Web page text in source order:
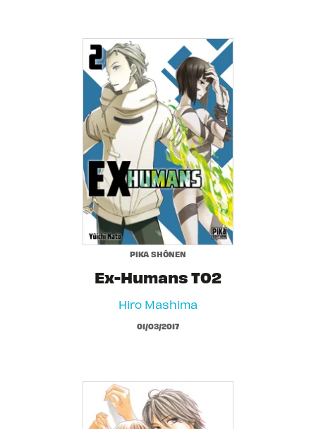
PIKA SHÔNEN
Ex-Humans T02
Hiro Mashima
01/03/2017